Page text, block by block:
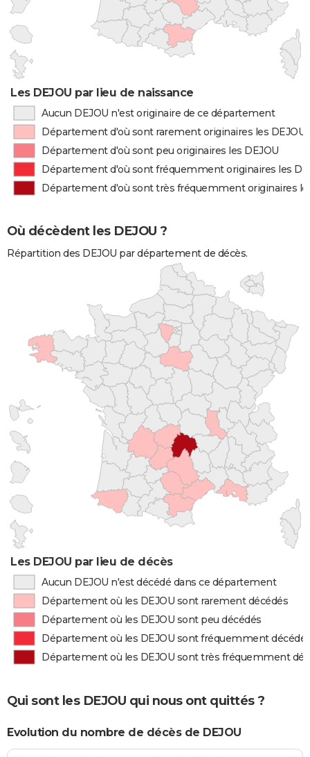
Les DEJOU par lieu de naissance
Aucun DEJOU n'est originaire de ce département
Département d'où sont rarement originaires les DEJOU
Département d'où sont peu originaires les DEJOU
Département d'où sont fréquemment originaires les
Département d'où sont très fréquemment originaires
Où décèdent les DEJOU ?
Répartition des DEJOU par département de décès.
Les DEJOU par lieu de décès
Aucun DEJOU n'est décédé dans ce département
Département où les DEJOU sont rarement décédés
Département où les DEJOU sont peu décédés
Département où les DEJOU sont fréquemment
Département où les DEJOU sont très fréquemment
Qui sont les DEJOU qui nous ont quittés ?
Evolution du nombre de décès de DEJOU